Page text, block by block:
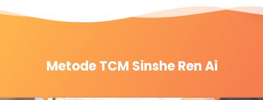
Metode TCM Sinshe Ren Ai